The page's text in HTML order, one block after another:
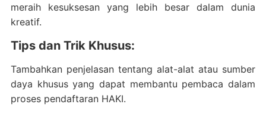
meraih kesuksesan yang lebih besar dalam dunia
kreatif.
Tips dan Trik Khusus:
Tambahkan penjelasan tentang alat-alat atau sumber
daya khusus yang dapat membantu pembaca dalam
proses pendaftaran HAKI.